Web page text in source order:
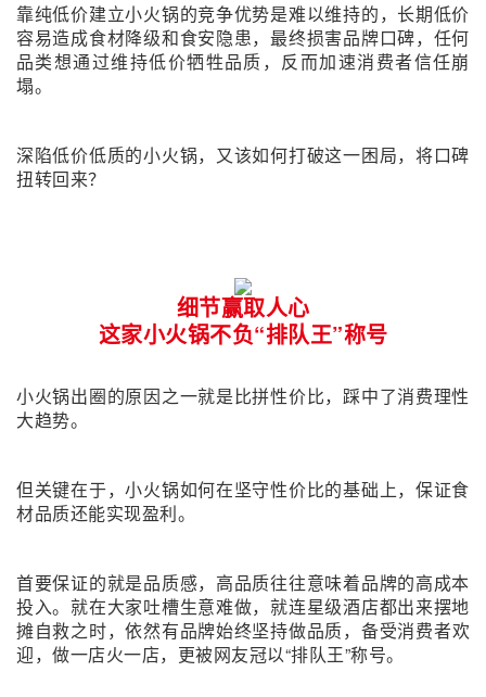
靠纯低价建立小火锅的竞争优势是难以维持的，长期低价
容易造成食材降级和食安隐患，最终损害品牌口碑，任何
品类想通过维持低价牺牲品质，反而加速消费者信任崩
塌。
深陷低价低质的小火锅，又该如何打破这一困局，将口碑
扭转回来？
细节赢取人心
这家小火锅不负“排队王”称号
小火锅出圈的原因之一就是比拼性价比，踩中了消费理性
大趋势。
但关键在于，小火锅如何在坚守性价比的基础上，保证食
材品质还能实现盈利。
首要保证的就是品质感，高品质往往意味着品牌的高成本
投入。就在大家吐槽生意难做，就连星级酒店都出来摆地
摊自救之时，依然有品牌始终坚持做品质，备受消费者欢
迎，做一店火一店，更被网友冠以“排队王”称号。